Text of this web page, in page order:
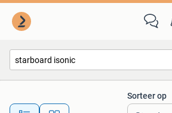
Alle afstanden…
Sorteer op